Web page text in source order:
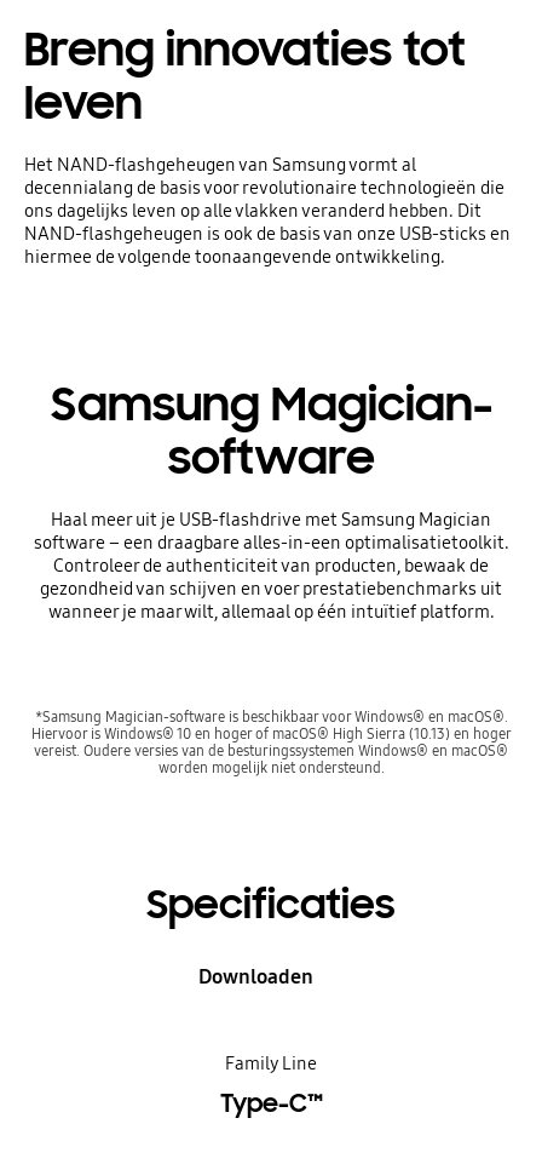
Breng innovaties tot
leven
Het NAND-flashgeheugen van Samsung vormt al
decennialang de basis voor revolutionaire technologieën die
ons dagelijks leven op alle vlakken veranderd hebben. Dit
NAND-flashgeheugen is ook de basis van onze USB-sticks en
hiermee de volgende toonaangevende ontwikkeling.
Samsung Magician-
software
Haal meer uit je USB-flashdrive met Samsung Magician
software – een draagbare alles-in-een optimalisatietoolkit.
Controleer de authenticiteit van producten, bewaak de
gezondheid van schijven en voer prestatiebenchmarks uit
wanneer je maar wilt, allemaal op één intuïtief platform.
*Samsung Magician-software is beschikbaar voor Windows® en macOS®.
Hiervoor is Windows® 10 en hoger of macOS® High Sierra (10.13) en hoger
vereist. Oudere versies van de besturingssystemen Windows® en macOS®
worden mogelijk niet ondersteund.
Specificaties
Downloaden
Family Line
Type-C™